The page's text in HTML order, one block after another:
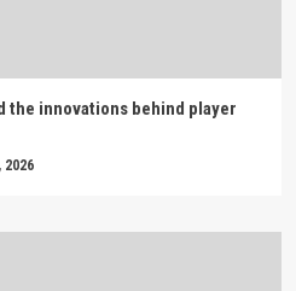
the innovations behind player
2026